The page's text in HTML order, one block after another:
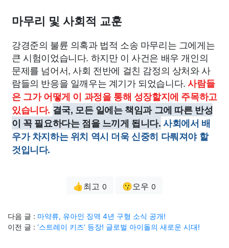
마무리 및 사회적 교훈
강경준의 불륜 의혹과 법적 소송 마무리는 그에게는
큰 시험이었습니다. 하지만 이 사건은 배우 개인의
문제를 넘어서, 사회 전반에 걸친 감정의 상처와 사
람들의 반응을 일깨우는 계기가 되었습니다.사람들
은 그가 어떻게 이 과정을 통해 성장할지에 주목하고
있습니다. 결국, 모든 일에는 책임과 그에 따른 반성
이 꼭 필요하다는 점을 느끼게 됩니다. 사회에서 배
우가 차지하는 위치 역시 더욱 신중히 다뤄져야 할
것입니다.
👍최고 0 😗오우 0
다음 글 : 마약류, 유아인 징역 4년 구형 소식 공개!
이전 글 : ‘스트레이 키즈’ 등장! 글로벌 아이돌의 새로운 시대!